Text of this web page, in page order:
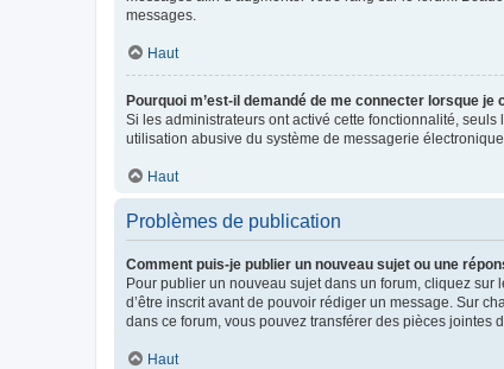
messages.
Haut
Pourquoi m’est-il demandé de me connecter lorsque
Si les administrateurs ont activé cette fonctionnalité,
utilisation abusive du système de messagerie
Haut
Problèmes de publication
Comment puis-je publier un nouveau sujet ou une
Pour publier un nouveau sujet dans un forum, cliquez
d’être inscrit avant de pouvoir rédiger un message. Sur
dans ce forum, vous pouvez transférer des pièces jointes
Haut